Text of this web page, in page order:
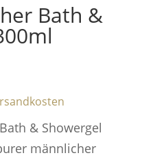
Bath &
& Showergel
männlicher